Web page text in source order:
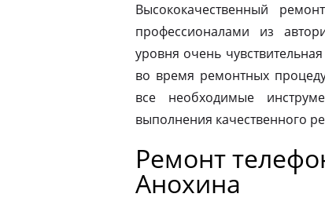
Высококачественный
профессионалами из
уровня очень
во время ремонтных
все необходимые
выполнения качественного
Ремонт
Анохина